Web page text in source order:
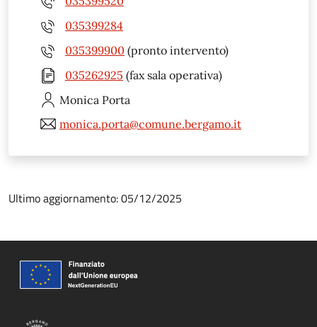
035399284
035399900 (pronto intervento)
035262925 (fax sala operativa)
Monica Porta
monica.porta@comune.bergamo.it
Ultimo aggiornamento: 05/12/2025